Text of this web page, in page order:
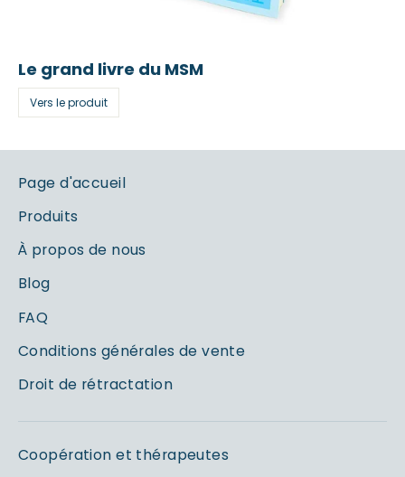
Le grand livre du MSM
Vers le produit
Page d'accueil
Produits
À propos de nous
Blog
FAQ
Conditions générales de vente
Droit de rétractation
Coopération et thérapeutes